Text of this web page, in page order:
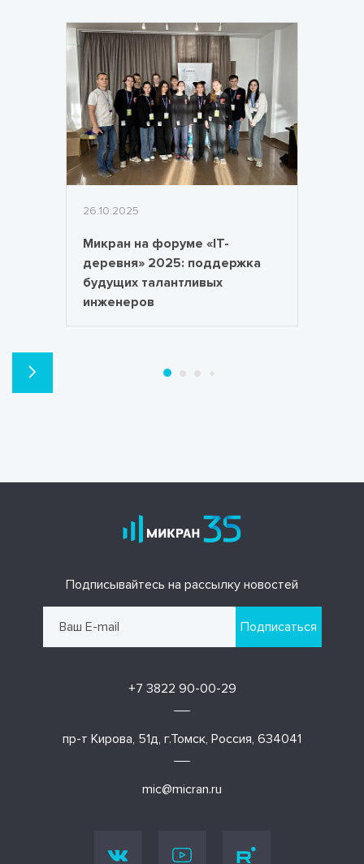
26.10.2025
Микран на форуме «IT-
деревня» 2025: поддержка
будущих талантливых
инженеров
Подписывайтесь на рассылку новостей
Подписаться
+7 3822 90-00-29
mic@micran.ru
пр-т Кирова, 51д, г.Томск, Россия, 634041